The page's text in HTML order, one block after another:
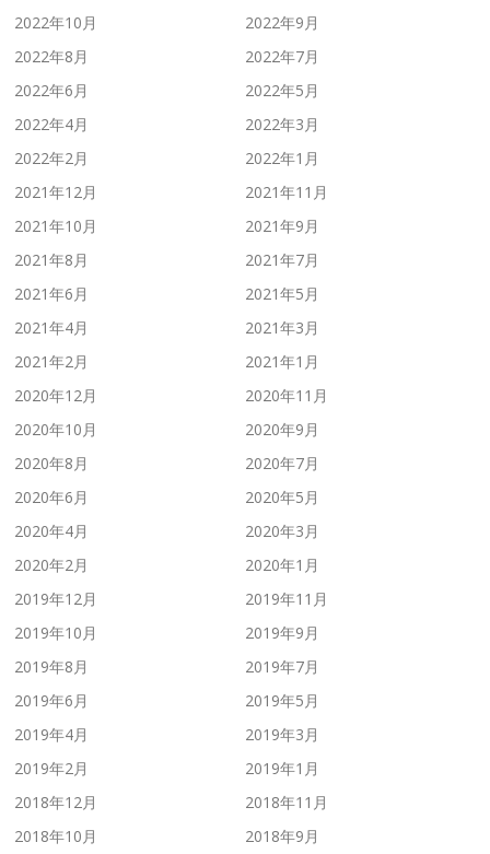
2022年10月
2022年9月
2022年8月
2022年7月
2022年6月
2022年5月
2022年4月
2022年3月
2022年2月
2022年1月
2021年12月
2021年11月
2021年10月
2021年9月
2021年8月
2021年7月
2021年6月
2021年5月
2021年4月
2021年3月
2021年2月
2021年1月
2020年12月
2020年11月
2020年10月
2020年9月
2020年8月
2020年7月
2020年6月
2020年5月
2020年4月
2020年3月
2020年2月
2020年1月
2019年12月
2019年11月
2019年10月
2019年9月
2019年8月
2019年7月
2019年6月
2019年5月
2019年4月
2019年3月
2019年2月
2019年1月
2018年12月
2018年11月
2018年10月
2018年9月